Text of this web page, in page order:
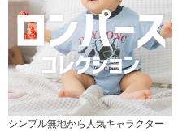
シンプル無地から人気キャラクター